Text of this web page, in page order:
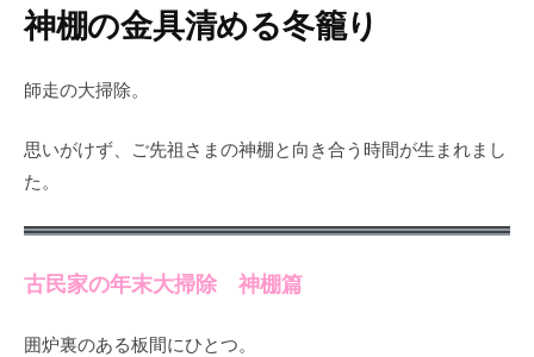
神棚の金具清める冬籠り
師走の大掃除。
思いがけず、ご先祖さまの神棚と向き合う時間が生まれまし
た。
古民家の年末大掃除 神棚篇
囲炉裏のある板間にひとつ。